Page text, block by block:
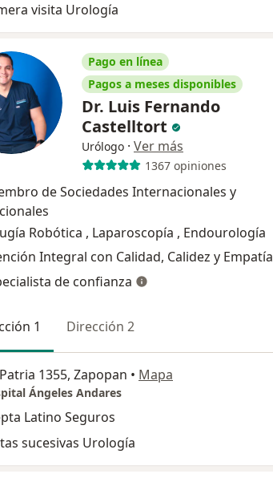
visita Urología
Pago en línea
Pagos a meses disponibles
Dr. Luis Fernando
Castelltort
Urólogo · Ver más
1367 opiniones
de Sociedades Internacionales y
Robótica , Laparoscopía , Endourología
Integral con Calidad, Calidez y Empatía
de confianza
1 Dirección 2
1355, Zapopan • Mapa
Ángeles Andares
Latino Seguros
sucesivas Urología